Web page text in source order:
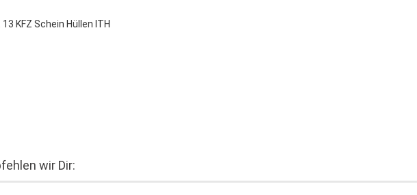
wir Dir: